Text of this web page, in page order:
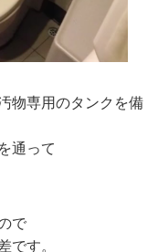
物専用のタンクを備
通って
で
です。